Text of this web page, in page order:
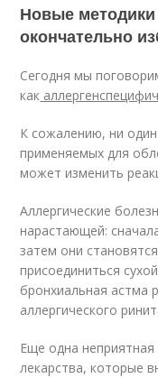
Новые
окончательно
Сегодня мы
как
К сожалению, ни
применяемых для
может изменить
Аллергические
нарастающей:
затем они
присоединиться
бронхиальная астма
аллергического
Еще одна
лекарства, которые